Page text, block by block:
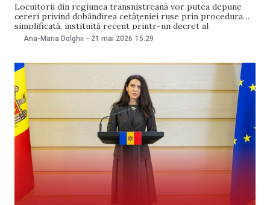
Locuitorii din regiunea transnistreană vor putea depune
cereri privind dobândirea cetățeniei ruse prin procedura
simplificată, instituită recent printr-un decret al
președintelui Rusiei, Vladimir Putin, începând cu 25 mai.
Anunțul a fost făcut de ambasada Rusiei la Chișinău.
partea persoanelor care doresc
Ana-Maria Dolghii - 21 mai 2026 15:29